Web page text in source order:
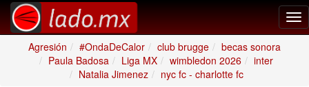
Agresión
#OndaDeCalor club brugge
becas sonora
Paula Badosa
Liga MX wimbledon 2026
inter
Natalia Jimenez
nyc fc - charlotte fc